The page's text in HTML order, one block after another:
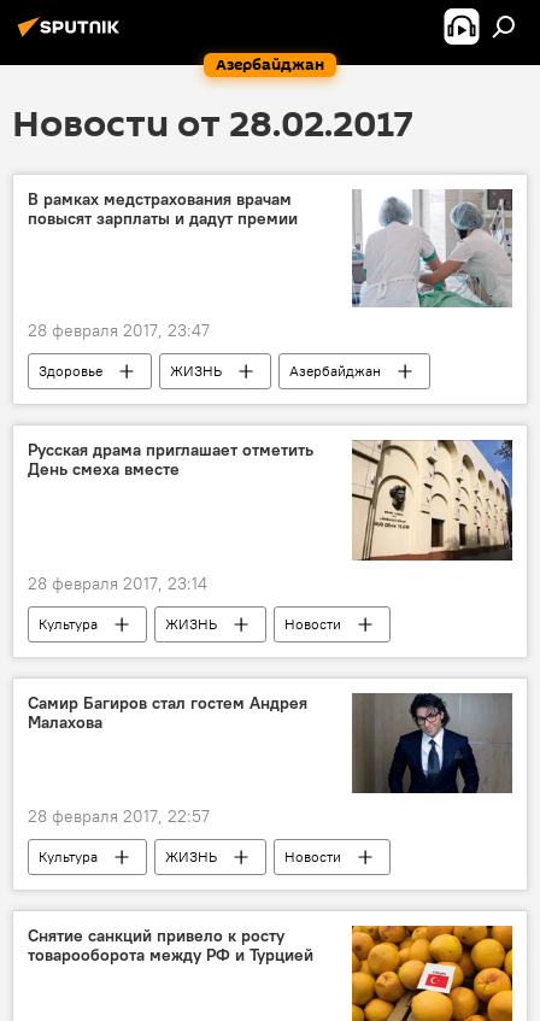
Азербайджан
Новости от 28.02.2017
В рамках медстрахования врачам
повысят зарплаты и дадут премии
28 февраля 2017, 23:47
Здоровье ЖИЗНЬ
Азербайджан
Новости
Экономика
Государственное агентство обязательного медицинского страхования (ГАОМС)
Правила
зарплата
Русская драма приглашает отметить
День смеха вместе
28 февраля 2017, 23:14
Культура ЖИЗНЬ
Новости
Азербайджанский государственный русский драматический театр
праздник
актеры
Самир Багиров стал гостем Андрея
Малахова
28 февраля 2017, 22:57
Культура ЖИЗНЬ
Новости
Россия
Россия
Андрей Малахов
"Пусть говорят"
передача
певец
Снятие санкций привело к росту
товарооборота между РФ и Турцией